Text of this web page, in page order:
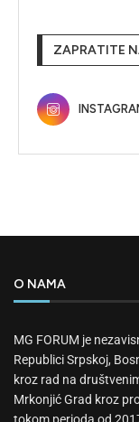
ZAPRATITE
O NAMA
MG FORUM je
Republici Srpskoj,
kroz rad na
Mrkonjić Grad kroz